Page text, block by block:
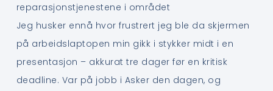
reparasjonstjenestene i området
Jeg husker ennå hvor frustrert jeg ble da skjermen
på arbeidslaptopen min gikk i stykker midt i en
presentasjon – akkurat tre dager før en kritisk
deadline. Var på jobb i Asker den dagen, og